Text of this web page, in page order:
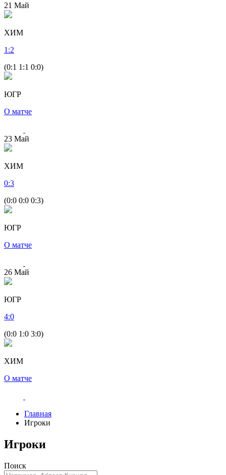
21 Май
ХИМ
1 :2
(0:1 1:1 0:0)
ЮГР
О матче
23 Май
ХИМ
0:3
(0:0 0:0 0:3)
ЮГР
О матче
26 Май
ЮГР
4:0
(0:0 1:0 3:0)
ХИМ
О матче
Главная
Игроки
Игроки
Поиск